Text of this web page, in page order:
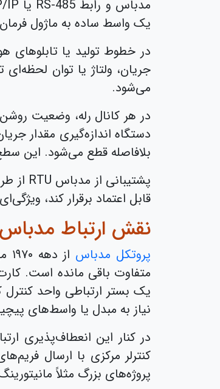
یک واسط ساده به ماژول
در خطوط تولید یا تابلوهای
جریان، ولتاژ یا توان
می‌شود.
در هر کانال رله، وضعیت
دستگاه اندازه‌گیری مقدار
بلافاصله قطع می‌شود. این
پشتیبانی از مدباس RTU از طریق
قابل اعتماد برقرار کند،
نقش ارتباط
پروتکل مدباس
متفاوت باقی مانده است.
نیاز به مبدل یا واسط‌های
در کنار این انعطاف‌پذیری
پروژه‌های بزرگ مثلاً